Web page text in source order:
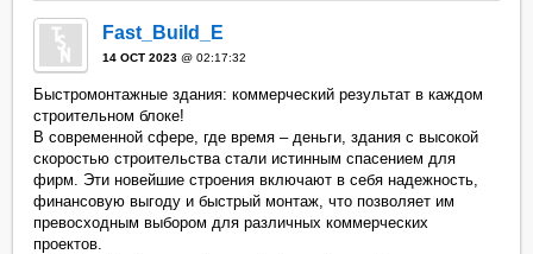
Fast_Build_E
14 OCT 2023 @ 02:17:32
Быстромонтажные здания: коммерческий результат в каждом
строительном блоке!
В современной сфере, где время – деньги, здания с высокой
скоростью строительства стали истинным спасением для
фирм. Эти новейшие строения включают в себя надежность,
финансовую выгоду и быстрый монтаж, что позволяет им
превосходным выбором для различных коммерческих
проектов.